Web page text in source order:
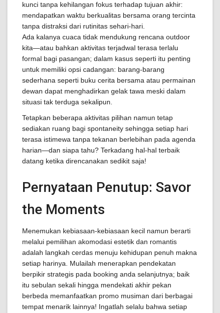
kunci tanpa kehilangan fokus terhadap tujuan akhir:
mendapatkan waktu berkualitas bersama orang tercinta
tanpa distraksi dari rutinitas sehari-hari.
Ada kalanya cuaca tidak mendukung rencana outdoor
kita—atau bahkan aktivitas terjadwal terasa terlalu
formal bagi pasangan; dalam kasus seperti itu penting
untuk memiliki opsi cadangan: barang-barang
sederhana seperti buku cerita bersama atau permainan
dewan dapat menghadirkan gelak tawa meski dalam
situasi tak terduga sekalipun.
Tetapkan beberapa aktivitas pilihan namun tetap
sediakan ruang bagi spontaneity sehingga setiap hari
terasa istimewa tanpa tekanan berlebihan pada agenda
harian—dan siapa tahu? Terkadang hal-hal terbaik
datang ketika direncanakan sedikit saja!
Pernyataan Penutup: Savor
the Moments
Menemukan kebiasaan-kebiasaan kecil namun berarti
melalui pemilihan akomodasi estetik dan romantis
adalah langkah cerdas menuju kehidupan penuh makna
setiap harinya. Mulailah menerapkan pendekatan
berpikir strategis pada booking anda selanjutnya; baik
itu sebulan sekali hingga mendekati akhir pekan
berbeda memanfaatkan promo musiman dari berbagai
tempat menarik lainnya! Ingatlah selalu bahwa setiap